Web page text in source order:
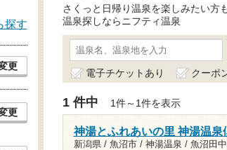
さくっと日帰り温泉を楽しみたい方
温泉探しならニフティ温泉
電子チケットあり クーポ
1 件中 1件～1件を表示
神湯とふれあいの里 神湯温泉
新潟県 / 魚沼市 / 神湯温泉 / 魚沼田
探す
更
更